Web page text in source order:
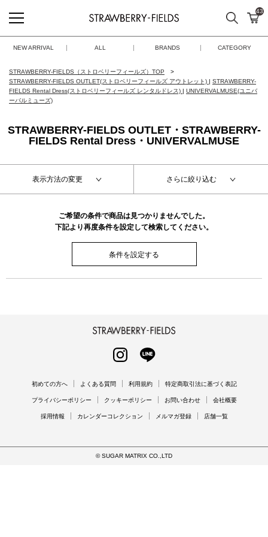
STRAWBERRY-FIELDS
検索 カ
43
NEW ARRIVAL ALL BRANDS CATEGORY
STRAWBERRY-FIELDS（ストロベリーフィールズ）TOP
STRAWBERRY-FIELDS OUTLET(ストロベリーフィールズ アウトレット) | STRAWBERRY-
FIELDS Rental Dress(ストロベリーフィールズ レンタルドレス) | UNIVERVALMUSE(ユニバ
ーバルミューズ)
STRAWBERRY-FIELDS OUTLET・STRAWBERRY-
FIELDS Rental Dress・UNIVERVALMUSE
表示方法の変更 さらに絞り込む
ご希望の条件で商品は見つかりませんでした。
下記より再度条件を設定して検索してください。
条件を設定する
INSTAGRAM
初めての方へ よくある質問 利用規約 特定商取引法に基づく表記
プライバシーポリシー クッキーポリシー お問い合わせ 会社概要
採用情報 カレンダーコレクション メルマガ登録 店舗一覧
© SUGAR MATRIX CO.,LTD